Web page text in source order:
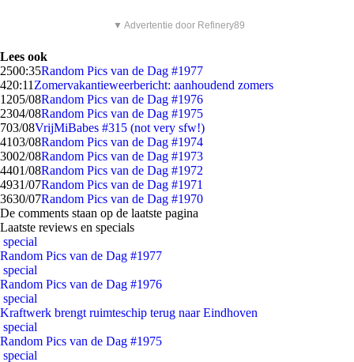
▼ Advertentie door Refinery89
Lees ook
2500:35Random Pics van de Dag #1977
420:11 Zomervakantieweerbericht: aanhoudend zomers
1205/08Random Pics van de Dag #1976
2304/08Random Pics van de Dag #1975
703/08VrijMiBabes #315 (not very sfw!)
4103/08Random Pics van de Dag #1974
3002/08Random Pics van de Dag #1973
4401/08Random Pics van de Dag #1972
4931/07Random Pics van de Dag #1971
3630/07Random Pics van de Dag #1970
De comments staan op de laatste pagina
Laatste reviews en specials
special
Random Pics van de Dag #1977
special
Random Pics van de Dag #1976
special
Kraftwerk brengt ruimteschip terug naar Eindhoven
special
Random Pics van de Dag #1975
special